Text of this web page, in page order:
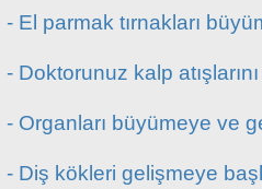
- El parmak tırnakları
- Doktorunuz kalp
- Organları büyümeye ve
- Diş kökleri gelişmeye